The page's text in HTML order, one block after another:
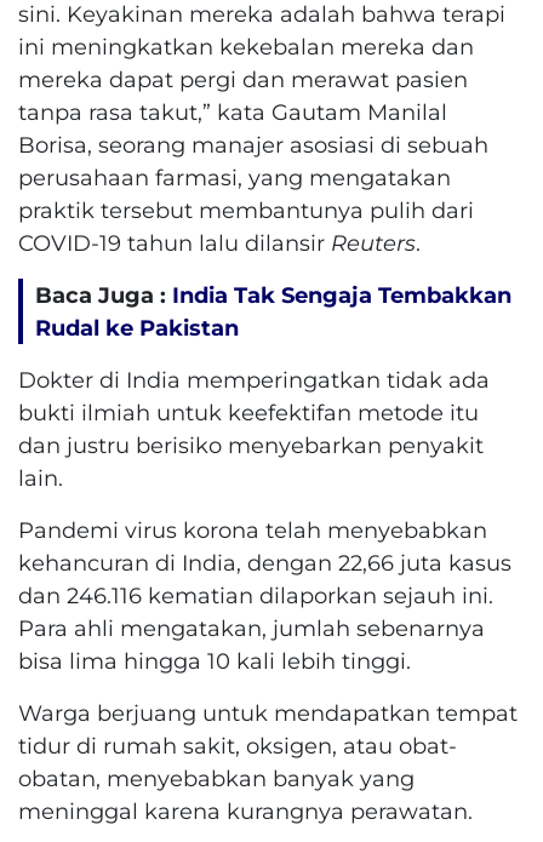
sini. Keyakinan mereka adalah bahwa terapi
ini meningkatkan kekebalan mereka dan
mereka dapat pergi dan merawat pasien
tanpa rasa takut,” kata Gautam Manilal
Borisa, seorang manajer asosiasi di sebuah
perusahaan farmasi, yang mengatakan
praktik tersebut membantunya pulih dari
COVID-19 tahun lalu dilansir Reuters.
Baca Juga : India Tak Sengaja Tembakkan
Rudal ke Pakistan
Dokter di India memperingatkan tidak ada
bukti ilmiah untuk keefektifan metode itu
dan justru berisiko menyebarkan penyakit
lain.
Pandemi virus korona telah menyebabkan
kehancuran di India, dengan 22,66 juta kasus
dan 246.116 kematian dilaporkan sejauh ini.
Para ahli mengatakan, jumlah sebenarnya
bisa lima hingga 10 kali lebih tinggi.
Warga berjuang untuk mendapatkan tempat
tidur di rumah sakit, oksigen, atau obat-
obatan, menyebabkan banyak yang
meninggal karena kurangnya perawatan.